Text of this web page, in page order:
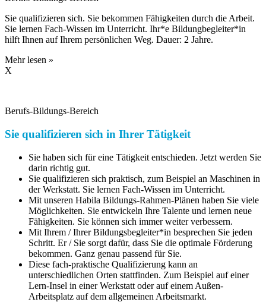
Sie qualifizieren sich. Sie bekommen Fähigkeiten durch die Arbeit.
Sie lernen Fach-Wissen im Unterricht. Ihr*e Bildungbegleiter*in
hilft Ihnen auf Ihrem persönlichen Weg. Dauer: 2 Jahre.
Mehr lesen »
X
Berufs-Bildungs-Bereich
Sie qualifizieren sich in Ihrer Tätigkeit
Sie haben sich für eine Tätigkeit entschieden. Jetzt werden Sie
darin richtig gut.
Sie qualifizieren sich praktisch, zum Beispiel an Maschinen in
der Werkstatt. Sie lernen Fach-Wissen im Unterricht.
Mit unseren Habila Bildungs-Rahmen-Plänen haben Sie viele
Möglichkeiten. Sie entwickeln Ihre Talente und lernen neue
Fähigkeiten. Sie können sich immer weiter verbessern.
Mit Ihrem / Ihrer Bildungsbegleiter*in besprechen Sie jeden
Schritt. Er / Sie sorgt dafür, dass Sie die optimale Förderung
bekommen. Ganz genau passend für Sie.
Diese fach-praktische Qualifizierung kann an
unterschiedlichen Orten stattfinden. Zum Beispiel auf einer
Lern-Insel in einer Werkstatt oder auf einem Außen-
Arbeitsplatz auf dem allgemeinen Arbeitsmarkt.